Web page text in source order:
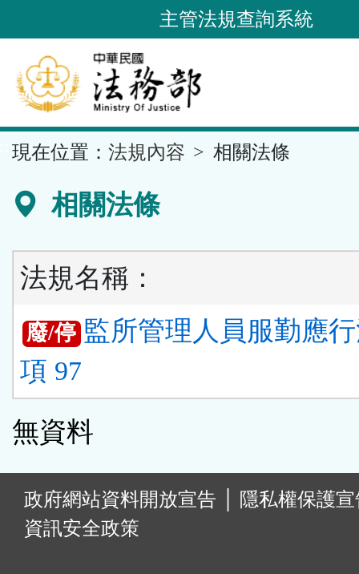
到
要
內
容
區
主管法規查詢系統
現在位置： 法規內容 相關法條
相關法條
法規名稱：
廢/停 監所管理人員服勤應
項 97
無資料
政府網站資料開放宣告
隱私權保護
資訊安全政策